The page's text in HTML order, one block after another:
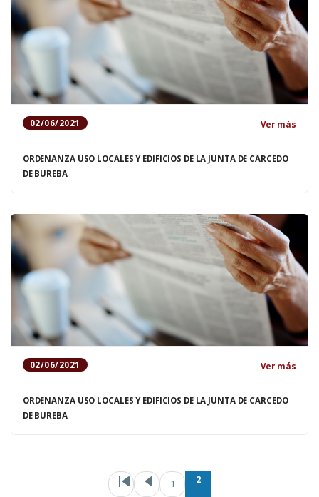
02/06/2021 Ver más
ORDENANZA USO LOCALES Y EDIFICIOS DE LA JUNTA DE CARCEDO
DE BUREBA
02/06/2021 Ver más
ORDENANZA USO LOCALES Y EDIFICIOS DE LA JUNTA DE CARCEDO
DE BUREBA
Paginación
1 2